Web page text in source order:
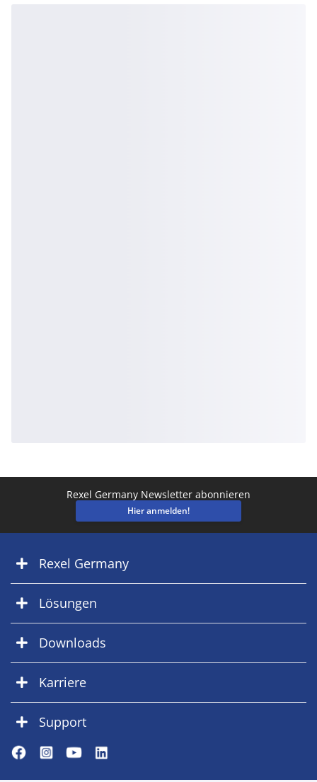
Rexel Germany Newsletter abonnieren
Hier anmelden!
Rexel Germany
Lösungen
Downloads
Karriere
Support